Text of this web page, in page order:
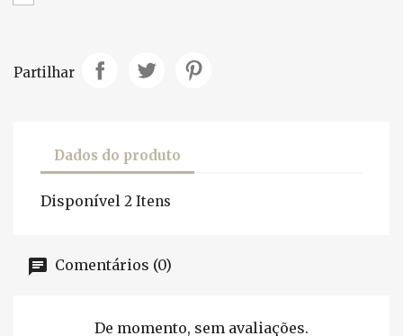
Partilhar
Dados do produto
Disponível 2 Itens
Comentários (0)
De momento, sem avaliações.